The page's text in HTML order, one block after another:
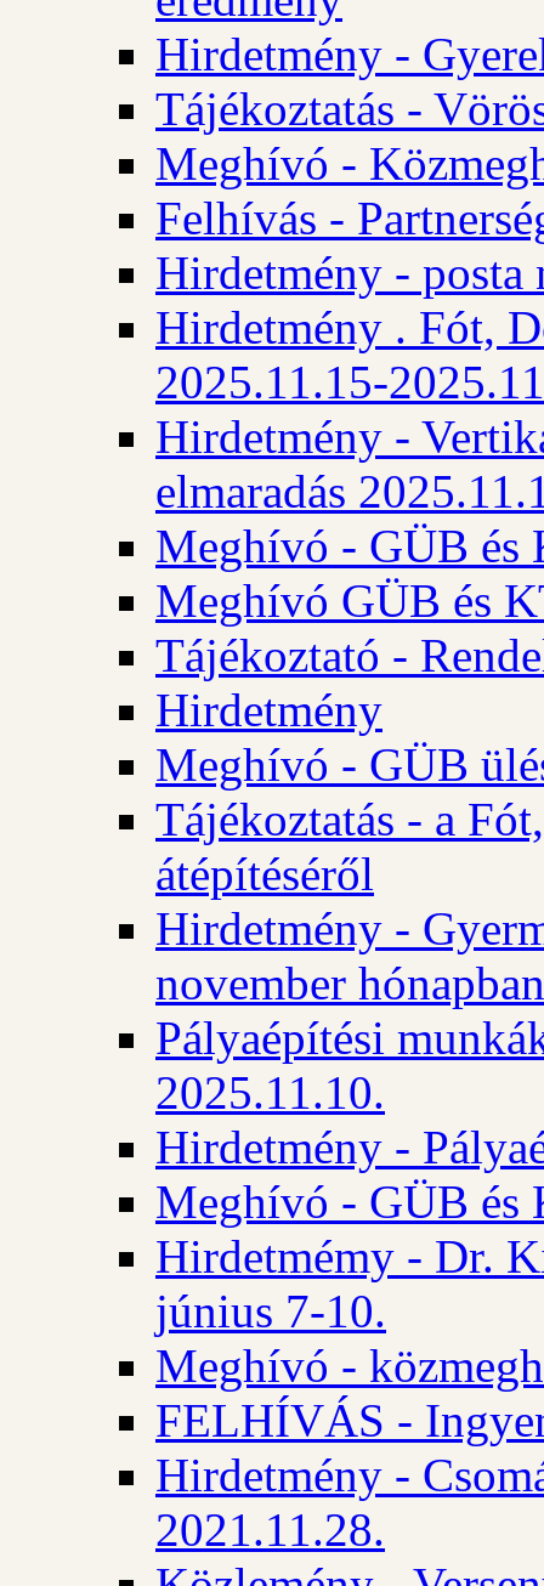
Hirdetmény -
Tájékoztatás -
Meghívó -
Felhívás -
Hirdetmény - posta
Hirdetmény . Fót,
2025.11.15-
Hirdetmény -
elmaradás
Meghívó - GÜB és
Meghívó GÜB és
Tájékoztató -
Hirdetmény
Meghívó - GÜB
Tájékoztatás - a
átépítéséről
Hirdetmény -
november hónapban
Pályaépítési
2025.11.10.
Hirdetmény -
Meghívó - GÜB és
Hirdetmémy - Dr.
június 7-10.
Meghívó -
FELHÍVÁS -
Hirdetmény -
2021.11.28.